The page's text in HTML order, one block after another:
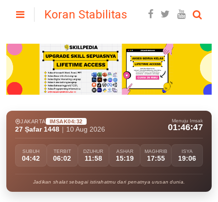
Koran Stabilitas
JAKARTA IMSAK04:32
27 Ṣafar 1448 10 Aug 2026
Menuju Imsak
01:46:45
SUBUH
04:42
TERBIT
06:02
DZUHUR
11:58
ASHAR
15:19
MAGHRIB
17:55
ISYA
19:06
Jadikan shalat sebagai istirahatmu dari penatnya urusan dunia.